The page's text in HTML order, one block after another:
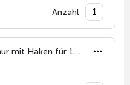
Anzahl
Aufhängeschnur mit Haken für 15 kg